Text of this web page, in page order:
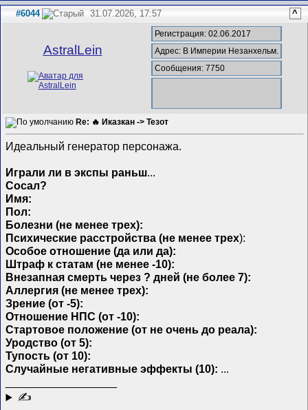
#6044 31.07.2026, 17:57 ^
AstralLein
Регистрация: 02.06.2017
Адрес: В Империи Незанхельм.
Сообщения: 7750
Re: 🔥 Иказкан -> Тезот
Идеальный генератор персонажа.
Играли ли в экспы раньш...
Сосал?
Имя:
Пол:
Болезни (не менее трех):
Психические расстройства (не менее трех):
Особое отношение (да или да):
Штраф к статам (не менее -10):
Внезапная смерть через ? дней (не более 7):
Аллергия (не менее трех):
Зрение (от -5):
Отношение НПС (от -10):
Стартовое положение (от не очень до реала):
Уродство (от 5):
Тупость (от 10):
Случайные негативные эффекты (10): ...
✍